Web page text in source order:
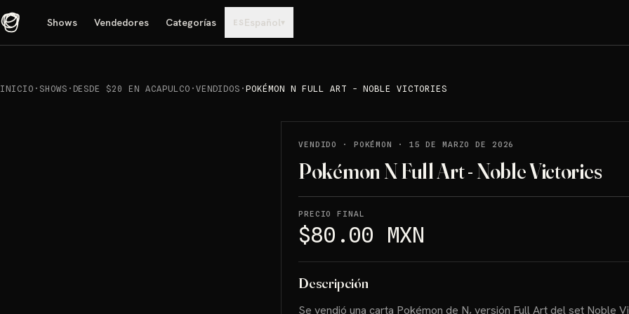
Shows Vendedores Categorías ES Español▾
INICIO · SHOWS · DESDE $20 EN ACAPULCO · VENDIDOS ·POKÉMON N FULL ART - NOBLE VICTORIES
VENDIDO · POKÉMON · 15 DE MARZO DE 2026
Pokémon N Full Art - Noble Victories
PRECIO FINAL
$80.00 MXN
Descripción
Se vendió una carta Pokémon de N, versión Full Art del set Noble